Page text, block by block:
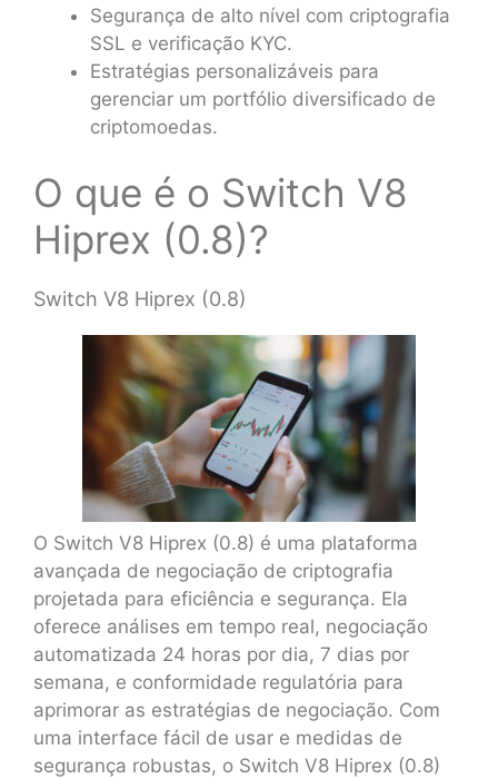
Segurança de alto nível com criptografia
SSL e verificação KYC.
Estratégias personalizáveis para
gerenciar um portfólio diversificado de
criptomoedas.
O que é o Switch V8
Hiprex (0.8)?
Switch V8 Hiprex (0.8)
O Switch V8 Hiprex (0.8) é uma plataforma
avançada de negociação de criptografia
projetada para eficiência e segurança. Ela
oferece análises em tempo real, negociação
automatizada 24 horas por dia, 7 dias por
semana, e conformidade regulatória para
aprimorar as estratégias de negociação. Com
uma interface fácil de usar e medidas de
segurança robustas, o Switch V8 Hiprex (0.8)